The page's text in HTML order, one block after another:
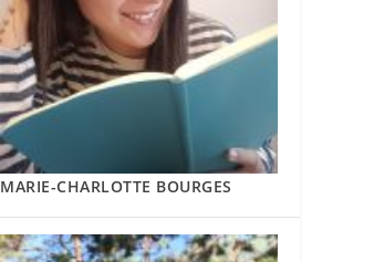
MARIE-CHARLOTTE BOURGES